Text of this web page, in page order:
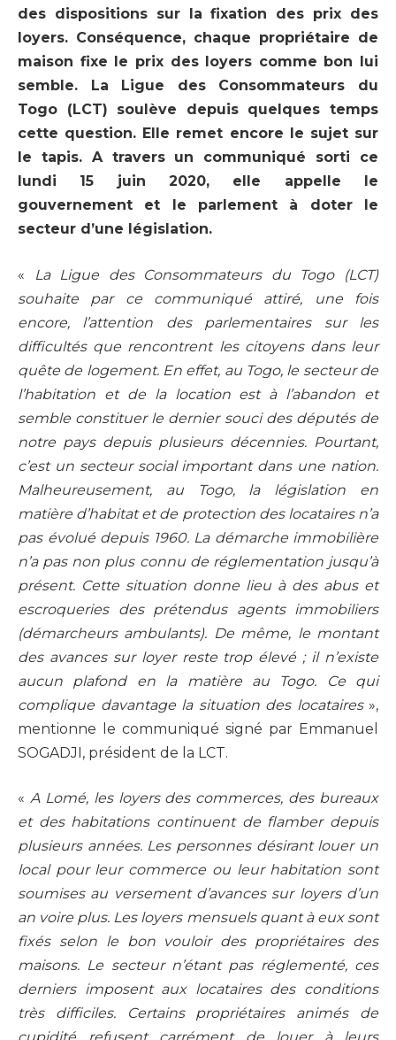
des dispositions sur la fixation des prix des
loyers. Conséquence, chaque propriétaire de
maison fixe le prix des loyers comme bon lui
semble. La Ligue des Consommateurs du
Togo (LCT) soulève depuis quelques temps
cette question. Elle remet encore le sujet sur
le tapis. A travers un communiqué sorti ce
lundi 15 juin 2020, elle appelle le
gouvernement et le parlement à doter le
secteur d’une législation.
«
La Ligue des Consommateurs du Togo (LCT)
souhaite par ce communiqué attiré, une fois
encore, l’attention des parlementaires sur les
difficultés que rencontrent les citoyens dans leur
quête de logement. En effet, au Togo, le secteur de
l’habitation et de la location est à l’abandon et
semble constituer le dernier souci des députés de
notre pays depuis plusieurs décennies. Pourtant,
c’est un secteur social important dans une nation.
Malheureusement, au Togo, la législation en
matière d’habitat et de protection des locataires n’a
pas évolué depuis 1960. La démarche immobilière
n’a pas non plus connu de réglementation jusqu’à
présent. Cette situation donne lieu à des abus et
escroqueries des prétendus agents immobiliers
(démarcheurs ambulants). De même, le montant
des avances sur loyer reste trop élevé ; il n’existe
aucun plafond en la matière au Togo. Ce qui
complique davantage la situation des locataires»,
mentionne le communiqué signé par Emmanuel
SOGADJI, président de la LCT.
« A Lomé, les loyers des commerces, des bureaux
et des habitations continuent de flamber depuis
plusieurs années. Les personnes désirant louer un
local pour leur commerce ou leur habitation sont
soumises au versement d’avances sur loyers d’un
an voire plus. Les loyers mensuels quant à eux sont
fixés selon le bon vouloir des propriétaires des
maisons. Le secteur n’étant pas réglementé, ces
derniers imposent aux locataires des conditions
très difficiles. Certains propriétaires animés de